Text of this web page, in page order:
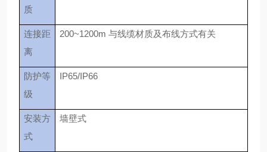
质
连接距
离
200~1200m 与线缆材质及布线方式有关
防护等
级
IP65/IP66
安装方
式
墙壁式